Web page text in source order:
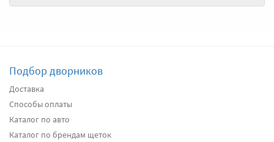
Подробнее
Передние дворники
Подбор дворников
Доставка
Способы оплаты
Каталог по авто
Каталог по брендам щеток